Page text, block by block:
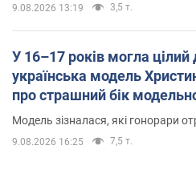
9.08.2026 13:19 3,5 т.
У 16–17 років могла цілий
українська модель
про страшний бік
Модель зізналася, які гонорари
9.08.2026 16:25 7,5 т.